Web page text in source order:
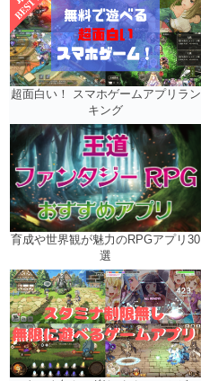
超面白い！ スマホゲームアプリラン
キング
育成や世界観が魅力のRPGアプリ30
選